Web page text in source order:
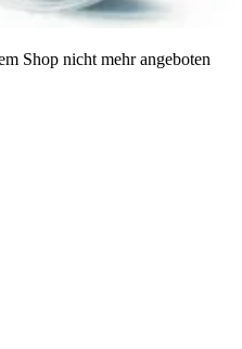
Shop nicht mehr angeboten